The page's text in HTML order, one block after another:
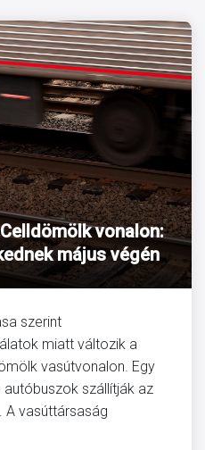
vonalon:
május végén
szerint
miatt változik a
vasútvonalon. Egy
szállítják az
A vasúttársaság